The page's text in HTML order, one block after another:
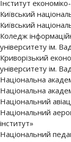
Інститут
Київський
Київський
Коледж
університету ім.
Криворізький
університету ім.
Національна
Національна
Національний
Національний
інститут»
Національний